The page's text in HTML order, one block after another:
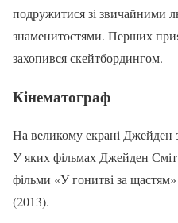
подружитися зі звичайними
знаменитостями. Перших
захопився скейтбордингом.
Кінематограф
На великому екрані Джейден
У яких фільмах Джейден Сміт
фільми «У гонитві за
(2013).